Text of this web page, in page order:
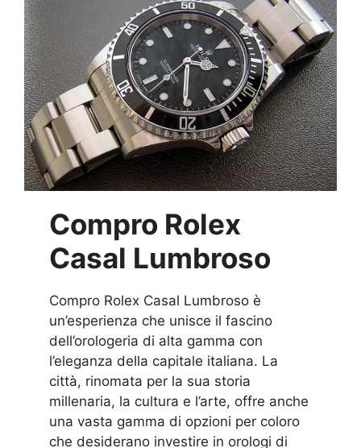
Compro Rolex
Casal Lumbroso
Compro Rolex Casal Lumbroso è
un’esperienza che unisce il fascino
dell’orologeria di alta gamma con
l’eleganza della capitale italiana. La
città, rinomata per la sua storia
millenaria, la cultura e l’arte, offre anche
una vasta gamma di opzioni per coloro
che desiderano investire in orologi di